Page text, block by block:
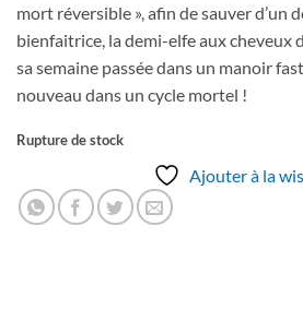
mort réversible », afin de sauver d’un
bienfaitrice, la demi-elfe aux cheveux
sa semaine passée dans un manoir
nouveau dans un cycle mortel !
Rupture de stock
Ajouter à la